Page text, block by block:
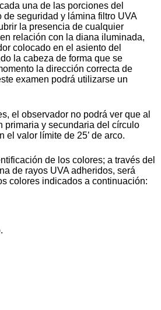
una de las porciones del
de seguridad y lámina filtro UVA
la presencia de cualquier
relación con la diana iluminada,
colocado en el asiento del
la cabeza de forma que se
la dirección correcta de
examen podrá utilizarse un
el observador no podrá ver que al
primaria y secundaria del círculo
el valor límite de 25’ de arco.
de los colores; a través del
de rayos UVA adheridos, será
colores indicados a continuación: